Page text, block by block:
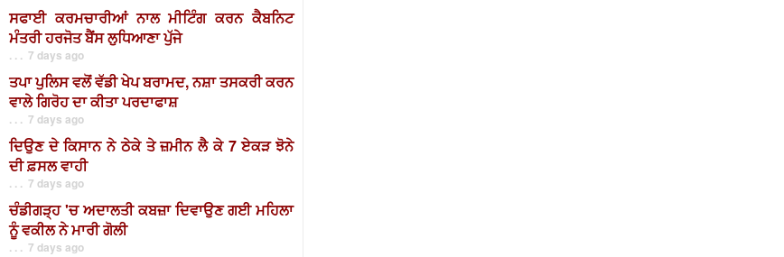
ਸਫਾਈ ਕਰਮਚਾਰੀਆਂ ਨਾਲ ਮੀਟਿੰਗ ਕਰਨ ਕੈਬਨਿਟ
ਮੰਤਰੀ ਹਰਜੋਤ ਬੈਂਸ ਲੁਧਿਆਣਾ ਪੁੱਜੇ
. . . 7 days ago
ਤਪਾ ਪੁਲਿਸ ਵਲੋਂ ਵੱਡੀ ਖੇਪ ਬਰਾਮਦ, ਨਸ਼ਾ ਤਸਕਰੀ ਕਰਨ
ਵਾਲੇ ਗਿਰੋਹ ਦਾ ਕੀਤਾ ਪਰਦਾਫਾਸ਼
. . . 7 days ago
ਦਿਉਣ ਦੇ ਕਿਸਾਨ ਨੇ ਠੇਕੇ ਤੇ ਜ਼ਮੀਨ ਲੈ ਕੇ 7 ਏਕੜ ਝੋਨੇ
ਦੀ ਫ਼ਸਲ ਵਾਹੀ
. . . 7 days ago
ਚੰਡੀਗੜ੍ਹ 'ਚ ਅਦਾਲਤੀ ਕਬਜ਼ਾ ਦਿਵਾਉਣ ਗਈ ਮਹਿਲਾ
ਨੂੰ ਵਕੀਲ ਨੇ ਮਾਰੀ ਗੋਲੀ
. . . 7 days ago